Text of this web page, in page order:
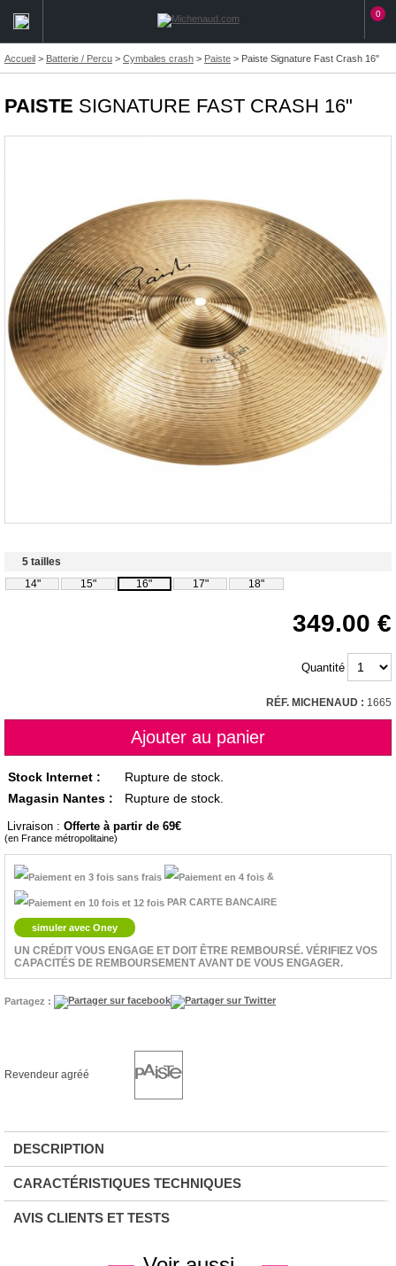
0
Accueil > Batterie / Percu > Cymbales crash > Paiste > Paiste Signature Fast Crash 16"
PAISTE SIGNATURE FAST CRASH 16"
5 tailles
14"
15" 16" 17" 18"
349.00
Quantité
RÉF. MICHENAUD : 1665
Stock Internet :
Rupture de stock.
Magasin Nantes :
Rupture de stock.
Livraison : Offerte à partir de 69
(en France métropolitaine)
&
PAR CARTE BANCAIRE
simuler avec Oney
UN CRÉDIT VOUS ENGAGE ET DOIT ÊTRE REMBOURSÉ. VÉRIFIEZ VOS
CAPACITÉS DE REMBOURSEMENT AVANT DE VOUS ENGAGER.
Partagez :
Revendeur agréé
DESCRIPTION
CARACTÉRISTIQUES TECHNIQUES
AVIS CLIENTS ET TESTS